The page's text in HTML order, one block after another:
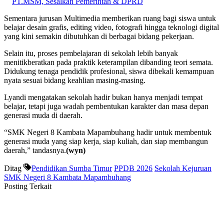
Sementara jurusan Multimedia memberikan ruang bagi siswa untuk
belajar desain grafis, editing video, fotografi hingga teknologi digital
yang kini semakin dibutuhkan di berbagai bidang pekerjaan.
Selain itu, proses pembelajaran di sekolah lebih banyak
menitikberatkan pada praktik keterampilan dibanding teori semata.
Didukung tenaga pendidik profesional, siswa dibekali kemampuan
nyata sesuai bidang keahlian masing-masing.
Lyandi mengatakan sekolah hadir bukan hanya menjadi tempat
belajar, tetapi juga wadah pembentukan karakter dan masa depan
generasi muda di daerah.
“SMK Negeri 8 Kambata Mapambuhang hadir untuk membentuk
generasi muda yang siap kerja, siap kuliah, dan siap membangun
daerah,” tandasnya.(wyn)
Ditag Pendidikan Sumba Timur PPDB 2026 Sekolah Kejuruan
SMK Negeri 8 Kambata Mapambuhang
Posting Terkait